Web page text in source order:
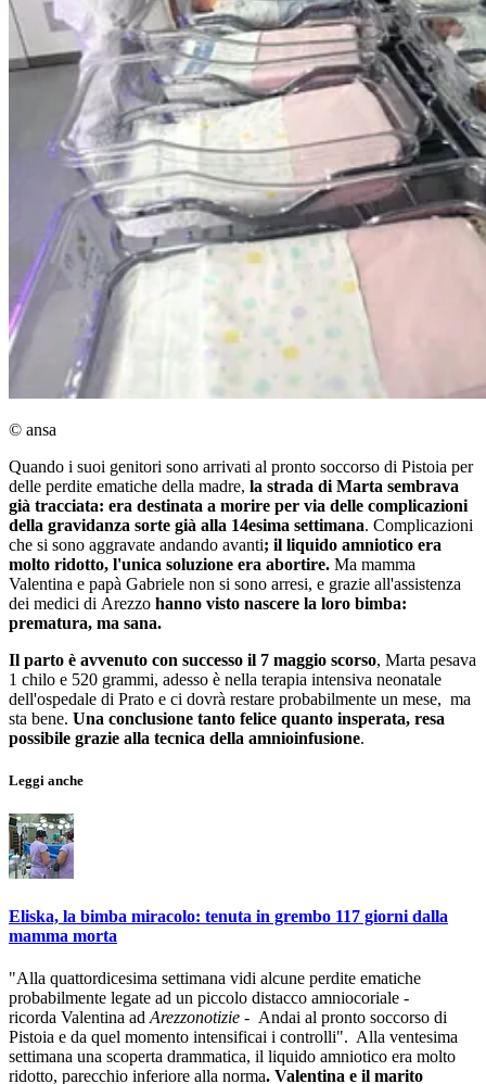
© ansa
Quando i suoi genitori sono arrivati al pronto soccorso di Pistoia per
delle perdite ematiche della madre, la strada di Marta sembrava
già tracciata: era destinata a morire per via delle complicazioni
della gravidanza sorte già alla 14esima settimana. Complicazioni
che si sono aggravate andando avanti; il liquido amniotico era
molto ridotto, l'unica soluzione era abortire. Ma mamma
Valentina e papà Gabriele non si sono arresi, e grazie all'assistenza
dei medici di Arezzo hanno visto nascere la loro bimba:
prematura, ma sana.
Il parto è avvenuto con successo il 7 maggio scorso, Marta pesava
1 chilo e 520 grammi, adesso è nella terapia intensiva neonatale
dell'ospedale di Prato e ci dovrà restare probabilmente un mese, ma
sta bene. Una conclusione tanto felice quanto insperata, resa
possibile grazie alla tecnica della amnioinfusione.
Leggi anche
Eliska, la bimba miracolo: tenuta in grembo 117 giorni dalla
mamma morta
"Alla quattordicesima settimana vidi alcune perdite ematiche
probabilmente legate ad un piccolo distacco amniocoriale -
ricorda Valentina ad Arezzonotizie - Andai al pronto soccorso di
Pistoia e da quel momento intensificai i controlli". Alla ventesima
settimana una scoperta drammatica, il liquido amniotico era molto
ridotto, parecchio inferiore alla norma. Valentina e il marito